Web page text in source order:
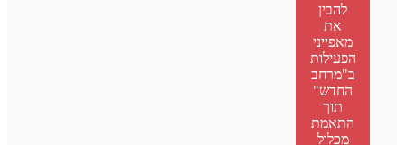
להבין
את
מאפייני
הפעילות
ב"מרחב
החדש"
תוך
התאמת
מכלול